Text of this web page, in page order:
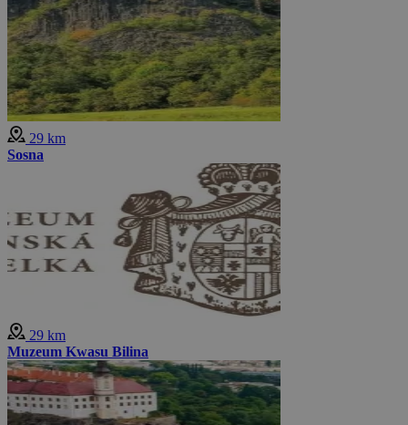
29 km
Sosna
29 km
Muzeum Kwasu Bilina